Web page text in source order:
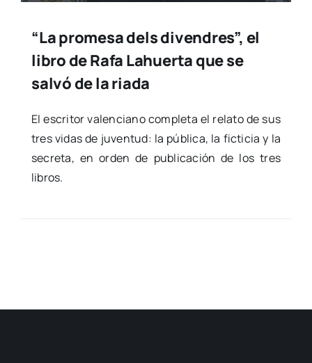
“La promesa dels divendres”, el
libro de Rafa Lahuerta que se
salvó de la riada
El escri­tor valen­ciano com­ple­ta el rela­to de sus
tres vidas de juven­tud: la públi­ca, la fic­ti­cia y la
secre­ta, en orden de publi­ca­ción de los tres
libros.